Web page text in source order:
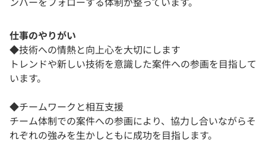
仕事のやりがい
◆技術への情熱と向上心を大切にします
トレンドや新しい技術を意識した案件への参画を目指して
います。
◆チームワークと相互支援
チーム体制での案件への参画により、協力し合いながらそ
れぞれの強みを生かしともに成功を目指します。